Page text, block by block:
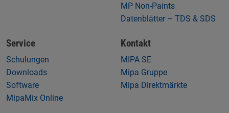
MP Non-Paints
Datenblätter – TDS & SDS
Service
Schulungen
Downloads
Software
MipaMix Online
Kontakt
MIPA SE
Mipa Gruppe
Mipa Direktmärkte